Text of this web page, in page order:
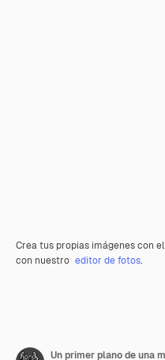
Crea tus propias imágenes con el
con nuestro editor de fotos.